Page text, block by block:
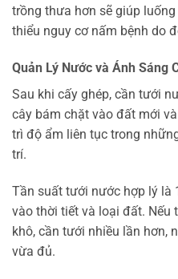
trồng thưa hơn sẽ giúp
thiểu nguy cơ nấm bệnh do
Quản Lý Nước và Ánh Sáng
Sau khi cấy ghép, cần tưới
cây bám chặt vào đất mới
trì độ ẩm liên tục trong
trí.
Tần suất tưới nước hợp lý là
vào thời tiết và loại đất. Nếu
khô, cần tưới nhiều lần hơn,
vừa đủ.